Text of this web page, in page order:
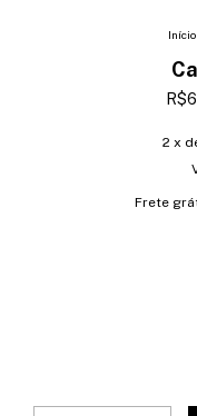
Início
2 x
Frete